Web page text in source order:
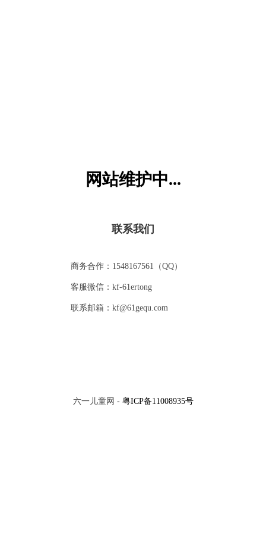
网站维护中...
联系我们
商务合作：1548167561（QQ）
客服微信：kf-61ertong
联系邮箱：kf@61gequ.com
六一儿童网 - 粤ICP备11008935号